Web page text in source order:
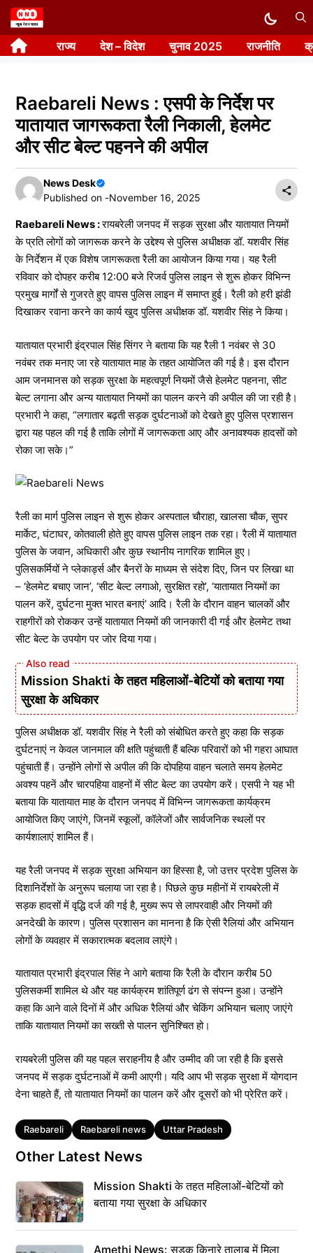
Skip
to
content राज्य देश – विदेश चुनाव 2025 राजनीति
Raebareli News : एसपी के निर्देश पर
यातायात जागरूकता रैली निकाली, हेलमेट
और सीट बेल्ट पहनने की अपील
News Desk
Published on -November 16, 2025
Raebareli News :रायबरेली जनपद में सड़क सुरक्षा और यातायात नियमों
के प्रति लोगों को जागरूक करने के उद्देश्य से पुलिस अधीक्षक डॉ. यशवीर सिंह
के निर्देशन में एक विशेष जागरूकता रैली का आयोजन किया गया। यह रैली
रविवार को दोपहर करीब 12:00 बजे रिजर्व पुलिस लाइन से शुरू होकर विभिन्न
प्रमुख मार्गों से गुजरते हुए वापस पुलिस लाइन में समाप्त हुई। रैली को हरी झंडी
दिखाकर रवाना करने का कार्य खुद पुलिस अधीक्षक डॉ. यशवीर सिंह ने किया।
यातायात प्रभारी इंद्रपाल सिंह सिंगर ने बताया कि यह रैली 1 नवंबर से 30
नवंबर तक मनाए जा रहे यातायात माह के तहत आयोजित की गई है। इस दौरान
आम जनमानस को सड़क सुरक्षा के महत्वपूर्ण नियमों जैसे हेलमेट पहनना, सीट
बेल्ट लगाना और अन्य यातायात नियमों का पालन करने की अपील की जा रही है।
प्रभारी ने कहा, “लगातार बढ़ती सड़क दुर्घटनाओं को देखते हुए पुलिस प्रशासन
द्वारा यह पहल की गई है ताकि लोगों में जागरूकता आए और अनावश्यक हादसों को
रोका जा सके।”
रैली का मार्ग पुलिस लाइन से शुरू होकर अस्पताल चौराहा, खालसा चौक, सुपर
मार्केट, घंटाघर, कोतवाली होते हुए वापस पुलिस लाइन तक रहा। रैली में यातायात
पुलिस के जवान, अधिकारी और कुछ स्थानीय नागरिक शामिल हुए।
पुलिसकर्मियों ने प्लेकार्ड्स और बैनरों के माध्यम से संदेश दिए, जिन पर लिखा था
– ‘हेलमेट बचाए जान’, ‘सीट बेल्ट लगाओ, सुरक्षित रहो’, ‘यातायात नियमों का
पालन करें, दुर्घटना मुक्त भारत बनाएं’ आदि। रैली के दौरान वाहन चालकों और
राहगीरों को रोककर उन्हें यातायात नियमों की जानकारी दी गई और हेलमेट तथा
सीट बेल्ट के उपयोग पर जोर दिया गया।
Mission Shakti के तहत महिलाओं-बेटियों को बताया गया
सुरक्षा के अधिकार
पुलिस अधीक्षक डॉ. यशवीर सिंह ने रैली को संबोधित करते हुए कहा कि सड़क
दुर्घटनाएं न केवल जानमाल की क्षति पहुंचाती हैं बल्कि परिवारों को भी गहरा आघात
पहुंचाती हैं। उन्होंने लोगों से अपील की कि दोपहिया वाहन चलाते समय हेलमेट
अवश्य पहनें और चारपहिया वाहनों में सीट बेल्ट का उपयोग करें। एसपी ने यह भी
बताया कि यातायात माह के दौरान जनपद में विभिन्न जागरूकता कार्यक्रम
आयोजित किए जाएंगे, जिनमें स्कूलों, कॉलेजों और सार्वजनिक स्थलों पर
कार्यशालाएं शामिल हैं।
यह रैली जनपद में सड़क सुरक्षा अभियान का हिस्सा है, जो उत्तर प्रदेश पुलिस के
दिशानिर्देशों के अनुरूप चलाया जा रहा है। पिछले कुछ महीनों में रायबरेली में
सड़क हादसों में वृद्धि दर्ज की गई है, मुख्य रूप से लापरवाही और नियमों की
अनदेखी के कारण। पुलिस प्रशासन का मानना है कि ऐसी रैलियां और अभियान
लोगों के व्यवहार में सकारात्मक बदलाव लाएंगे।
यातायात प्रभारी इंद्रपाल सिंह ने आगे बताया कि रैली के दौरान करीब 50
पुलिसकर्मी शामिल थे और यह कार्यक्रम शांतिपूर्ण ढंग से संपन्न हुआ। उन्होंने
कहा कि आने वाले दिनों में और अधिक रैलियां और चेकिंग अभियान चलाए जाएंगे
ताकि यातायात नियमों का सख्ती से पालन सुनिश्चित हो।
रायबरेली पुलिस की यह पहल सराहनीय है और उम्मीद की जा रही है कि इससे
जनपद में सड़क दुर्घटनाओं में कमी आएगी। यदि आप भी सड़क सुरक्षा में योगदान
देना चाहते हैं, तो यातायात नियमों का पालन करें और दूसरों को भी प्रेरित करें।
Tags
Raebareli Raebareli news Uttar Pradesh
Other Latest News
Mission Shakti के तहत महिलाओं-बेटियों को
बताया गया सुरक्षा के अधिकार
Amethi News: सड़क किनारे तालाब में मिला